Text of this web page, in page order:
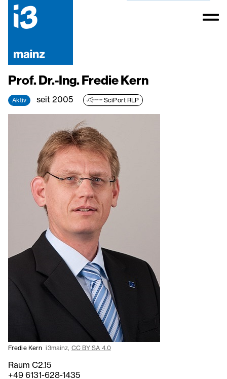
Prof. Dr.-Ing. Fredie Kern
Aktiv seit 2005 SciPort RLP
Fredie Kern i3mainz, CC BY SA 4.0
Raum C2.15
+49 6131-628-1435